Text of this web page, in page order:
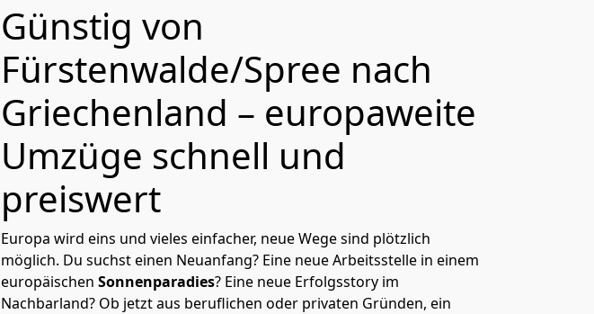
Günstig von
Fürstenwalde/Spree nach
Griechenland – europaweite
Umzüge schnell und
preiswert
Europa wird eins und vieles einfacher, neue Wege sind plötzlich
möglich. Du suchst einen Neuanfang? Eine neue Arbeitsstelle in einem
europäischen Sonnenparadies? Eine neue Erfolgsstory im
Nachbarland? Ob jetzt aus beruflichen oder privaten Gründen, ein